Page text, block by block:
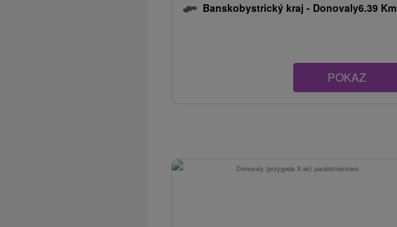
Banskobystrický kraj - Donovaly6.39 Km
POKAZ